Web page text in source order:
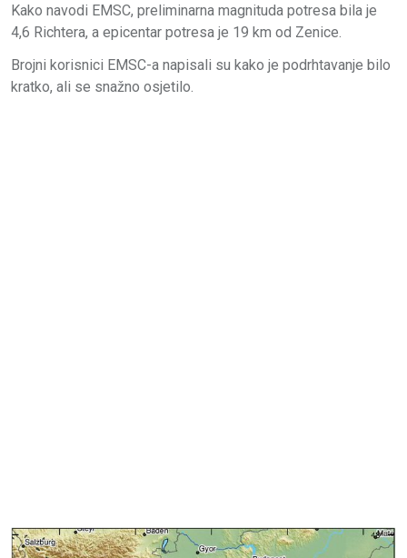
Kako navodi EMSC, preliminarna magnituda potresa bila je
4,6 Richtera, a epicentar potresa je 19 km od Zenice.
Brojni korisnici EMSC-a napisali su kako je podrhtavanje bilo
kratko, ali se snažno osjetilo.